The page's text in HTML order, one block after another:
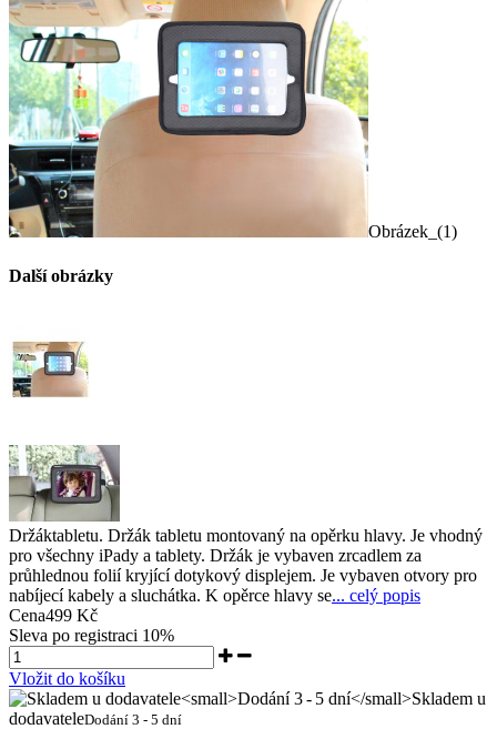
Obrázek_(1)
Další obrázky
Držáktabletu. Držák tabletu montovaný na opěrku hlavy. Je vhodný
pro všechny iPady a tablety. Držák je vybaven zrcadlem za
průhlednou folií kryjící dotykový displejem. Je vybaven otvory pro
nabíjecí kabely a sluchátka. K opěrce hlavy se... celý popis
Cena499 Kč
Sleva po registraci 10%
Vložit do košíku
Skladem u
dodavateleDodání 3 - 5 dní